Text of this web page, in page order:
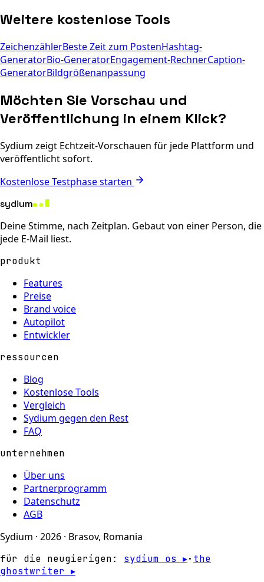
Weitere kostenlose Tools
ZeichenzählerBeste Zeit zum PostenHashtag-
GeneratorBio-GeneratorEngagement-RechnerCaption-
GeneratorBildgrößenanpassung
Möchten Sie Vorschau und
Veröffentlichung in einem Klick?
Sydium zeigt Echtzeit-Vorschauen für jede Plattform und
veröffentlicht sofort.
Kostenlose Testphase starten
sydium
Deine Stimme, nach Zeitplan. Gebaut von einer Person, die
jede E-Mail liest.
produkt
Features
Preise
Brand voice
Autopilot
Entwickler
ressourcen
Blog
Kostenlose Tools
Vergleich
Sydium gegen den Rest
FAQ
unternehmen
Über uns
Partnerprogramm
Datenschutz
AGB
Sydium · 2026 · Brasov, Romania
für die neugierigen: sydium os ▸· the
ghostwriter ▸